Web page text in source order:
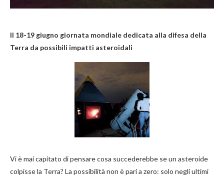
Il 18-19 giugno giornata mondiale dedicata alla difesa della
Terra da possibili impatti asteroidali
Vi è mai capitato di pensare cosa succederebbe se un asteroide
colpisse la Terra? La possibilità non è pari a zero: solo negli ultimi